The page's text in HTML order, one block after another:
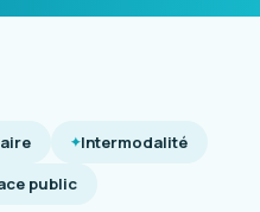
Intermodalité
public